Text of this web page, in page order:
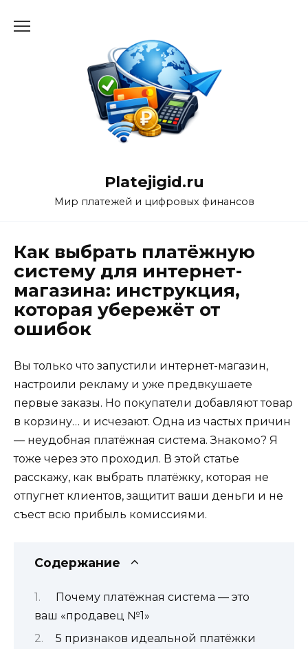
Platejigid.ru
Мир платежей и цифровых финансов
Как выбрать платёжную
систему для интернет-
магазина: инструкция,
которая убережёт от
ошибок
Вы только что запустили интернет-магазин,
настроили рекламу и уже предвкушаете
первые заказы. Но покупатели добавляют товар
в корзину… и исчезают. Одна из частых причин
— неудобная платёжная система. Знакомо? Я
тоже через это проходил. В этой статье
расскажу, как выбрать платёжку, которая не
отпугнет клиентов, защитит ваши деньги и не
съест всю прибыль комиссиями.
Содержание
Почему платёжная система — это
ваш «продавец №1»
5 признаков идеальной платёжки